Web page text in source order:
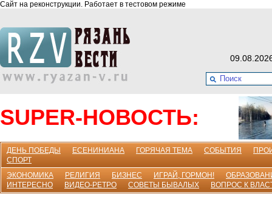
Сайт на реконструкции. Работает в тестовом режиме
SUPER-НОВОСТЬ:
ДЕНЬ ПОБЕДЫ ЕСЕНИНИАНА ГОРЯЧАЯ ТЕМА СОБЫТИЯ
СПОРТ
ЭКОНОМИКА
РЕЛИГИЯ БИЗНЕС ИГРАЙ, ГОРМОН!
ИНТЕРЕСНО
ВИДЕО-РЕТРО СОВЕТЫ БЫВАЛЫХ ВОПРОС К